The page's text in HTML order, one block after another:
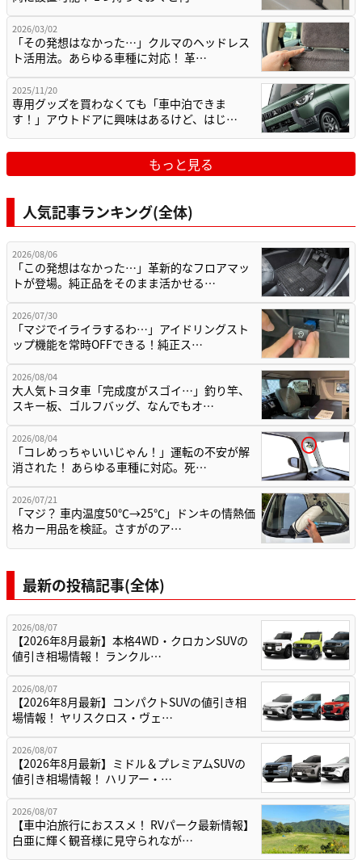
2026/03/02
「その発想はなかった…」クルマのヘッドレス
ト活用法。あらゆる車種に対応！ 革…
2025/11/20
専用グッズを買わなくても「車中泊できま
す！」アウトドアに興味はあるけど、はじ…
もっと見る
人気記事ランキング(全体)
2026/08/06
「この発想はなかった…」革新的なフロアマッ
トが登場。純正品をそのまま活かせる…
2026/07/30
「マジでイライラするわ…」アイドリングスト
ップ機能を常時OFFできる！純正ス…
2026/08/04
大人気トヨタ車「完成度がスゴイ…」釣り竿、
スキー板、ゴルフバッグ、なんでもオ…
2026/08/04
「コレめっちゃいいじゃん！」運転の不安が解
消された！ あらゆる車種に対応。死…
2026/07/21
「マジ？ 車内温度50℃→25℃」ドンキの情熱価
格カー用品を検証。さすがのア…
最新の投稿記事(全体)
2026/08/07
【2026年8月最新】本格4WD・クロカンSUVの
値引き相場情報！ ランクル…
2026/08/07
【2026年8月最新】コンパクトSUVの値引き相
場情報！ ヤリスクロス・ヴェ…
2026/08/07
【2026年8月最新】ミドル＆プレミアムSUVの
値引き相場情報！ ハリアー・…
2026/08/07
【車中泊旅行におススメ！ RVパーク最新情報】
白亜に輝く観音様に見守られなが…